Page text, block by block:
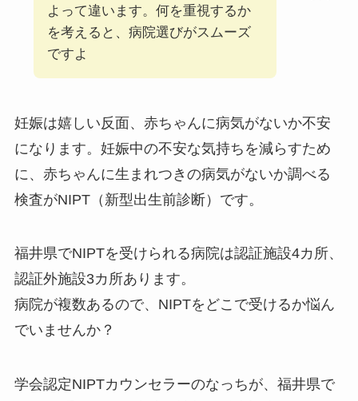
よって違います。何を重視するか
を考えると、病院選びがスムーズ
ですよ
妊娠は嬉しい反面、赤ちゃんに病気がないか不安
になります。妊娠中の不安な気持ちを減らすため
に、赤ちゃんに生まれつきの病気がないか調べる
検査がNIPT（新型出生前診断）です。
福井県でNIPTを受けられる病院は認証施設4カ所、
認証外施設3カ所あります。
病院が複数あるので、NIPTをどこで受けるか悩ん
でいませんか？
学会認定NIPTカウンセラーのなっちが、福井県で